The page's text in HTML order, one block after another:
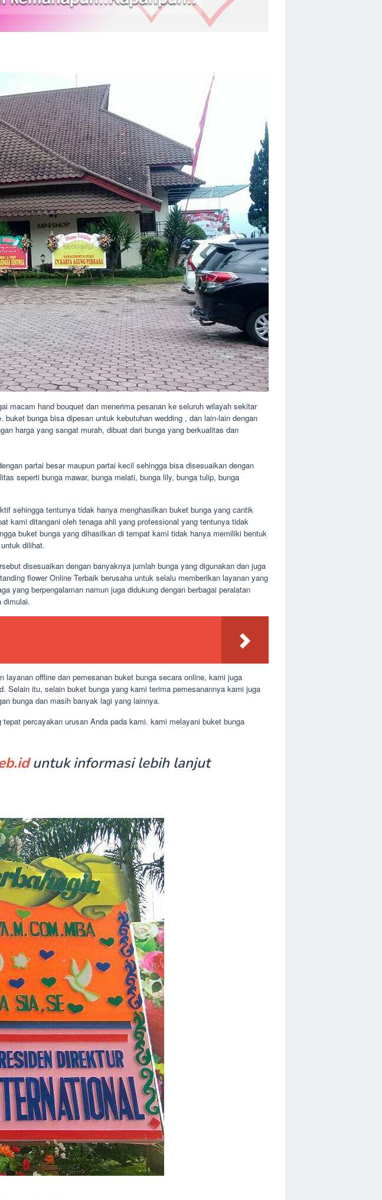
macam hand bouquet dan menerima pesanan ke seluruh wilayah sekitar
bunga bisa dipesan untuk kebutuhan wedding , dan lain-lain dengan
harga yang sangat murah, dibuat dari bunga yang berkualitas dan
partai besar maupun partai kecil sehingga bisa disesuaikan dengan
seperti bunga mawar, bunga melati, bunga lily, bunga tulip, bunga
sehingga tentunya tidak hanya menghasilkan buket bunga yang cantik
kami ditangani oleh tenaga ahli yang professional yang tentunya tidak
buket bunga yang dihasilkan di tempat kami tidak hanya memiliki bentuk
dilihat.
disesuaikan dengan banyaknya jumlah bunga yang digunakan dan juga
flower Online Terbaik berusaha untuk selalu memberikan layanan yang
yang berpengalaman namun juga didukung dengan berbagai peralatan
dimulai.
offline dan pemesanan buket bunga secara online, kami juga
Selain itu, selain buket bunga yang kami terima pemesanannya kami juga
bunga dan masih banyak lagi yang lainnya.
percayakan urusan Anda pada kami. kami melayani buket bunga
untuk informasi lebih lanjut